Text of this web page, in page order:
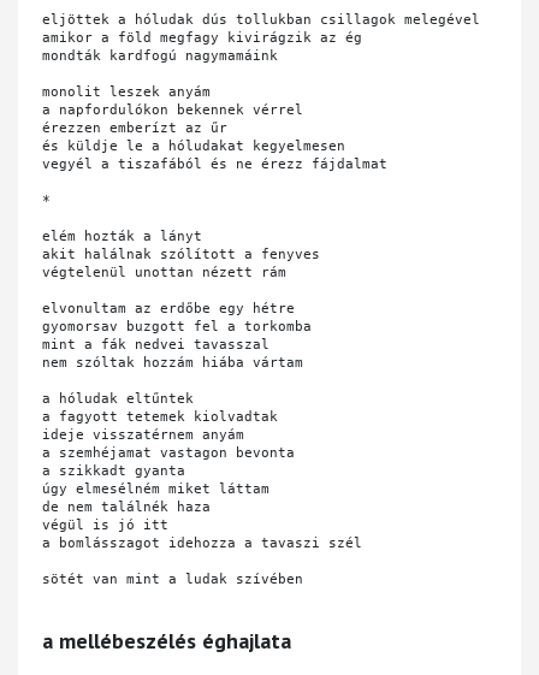
eljöttek a hóludak dús tollukban csillagok melegével
amikor a föld megfagy kivirágzik az ég
mondták kardfogú nagymamáink
monolit leszek anyám
a napfordulókon bekennek vérrel
érezzen emberízt az űr
és küldje le a hóludakat kegyelmesen
vegyél a tiszafából és ne érezz fájdalmat
*
elém hozták a lányt
akit halálnak szólított a fenyves
végtelenül unottan nézett rám
elvonultam az erdőbe egy hétre
gyomorsav buzgott fel a torkomba
mint a fák nedvei tavasszal
nem szóltak hozzám hiába vártam
a hóludak eltűntek
a fagyott tetemek kiolvadtak
ideje visszatérnem anyám
a szemhéjamat vastagon bevonta
a szikkadt gyanta
úgy elmesélném miket láttam
de nem találnék haza
végül is jó itt
a bomlásszagot idehozza a tavaszi szél
sötét van mint a ludak szívében
a mellébeszélés éghajlata